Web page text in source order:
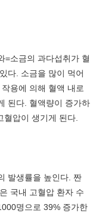
소금의 과다섭취가 혈
다. 소금을 많이 먹어
용에 의해 혈액 내로
된다. 혈액량이 증가하
압이 생기게 된다.
발생률을 높인다. 짠
국내 고혈압 환자 수
명으로 39% 증가한